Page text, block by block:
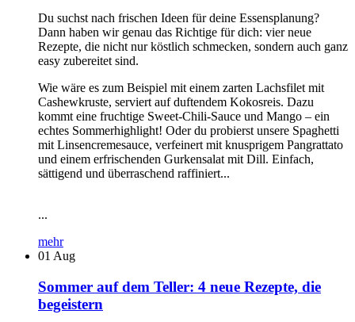
Du suchst nach frischen Ideen für deine Essensplanung?
Dann haben wir genau das Richtige für dich: vier neue
Rezepte, die nicht nur köstlich schmecken, sondern auch ganz
easy zubereitet sind.
Wie wäre es zum Beispiel mit einem zarten Lachsfilet mit
Cashewkruste, serviert auf duftendem Kokosreis. Dazu
kommt eine fruchtige Sweet-Chili-Sauce und Mango – ein
echtes Sommerhighlight! Oder du probierst unsere Spaghetti
mit Linsencremesauce, verfeinert mit knusprigem Pangrattato
und einem erfrischenden Gurkensalat mit Dill. Einfach,
sättigend und überraschend raffiniert...
...
mehr
01 Aug
Sommer auf dem Teller: 4 neue Rezepte, die
begeistern